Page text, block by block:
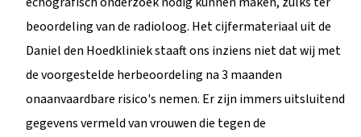
beoordeling van de radioloog. Het cijfermateriaal uit de
Daniel den Hoedkliniek staaft ons inziens niet dat wij met
de voorgestelde herbeoordeling na 3 maanden
onaanvaardbare risico's nemen. Er zijn immers uitsluitend
gegevens vermeld van vrouwen die tegen de